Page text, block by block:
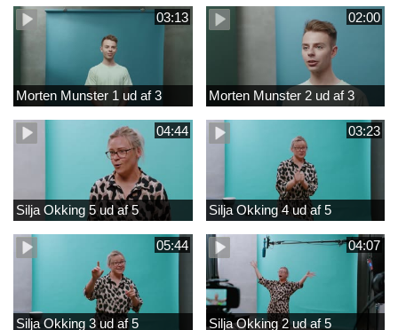
03:13
Morten Munster 1 ud af 3
02:00
Morten Munster 2 ud af 3
04:44
Silja Okking 5 ud af 5
03:23
Silja Okking 4 ud af 5
05:44
Silja Okking 3 ud af 5
04:07
Silja Okking 2 ud af 5